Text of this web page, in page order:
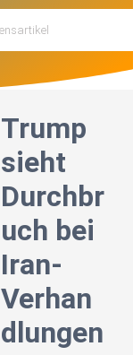
Trump
sieht
Durchbr
uch bei
Iran-
Verhan
dlungen